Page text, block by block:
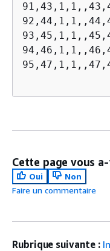
Cette page vous
Oui
Non
Faire un commentaire
Rubrique suivante :